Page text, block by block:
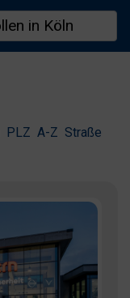
PLZ A-Z Straße